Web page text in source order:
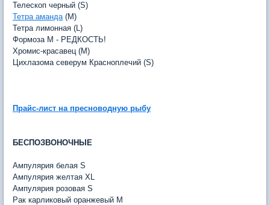
Телескоп черный (S)
Тетра аманда(M)
Тетра лимонная (L)
Формоза М - РЕДКОСТЬ!
Хромис-красавец (M)
Цихлазома северум Красноплечий (S)
Прайс-лист на пресноводную рыбу
БЕСПОЗВОНОЧНЫЕ
Ампулярия белая S
Ампулярия желтая XL
Ампулярия розовая S
Рак карликовый оранжевый M